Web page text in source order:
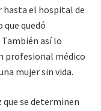
hasta el hospital de
que quedó
así lo
profesional médico
mujer sin vida.
que se determinen